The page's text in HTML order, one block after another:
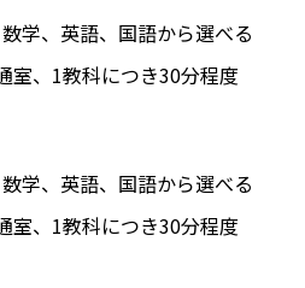
学、英語、国語から選べる
室、1教科につき30分程度
学、英語、国語から選べる
室、1教科につき30分程度